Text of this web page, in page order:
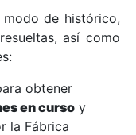
de histórico,
así como
obtener
en curso y
la Fábrica